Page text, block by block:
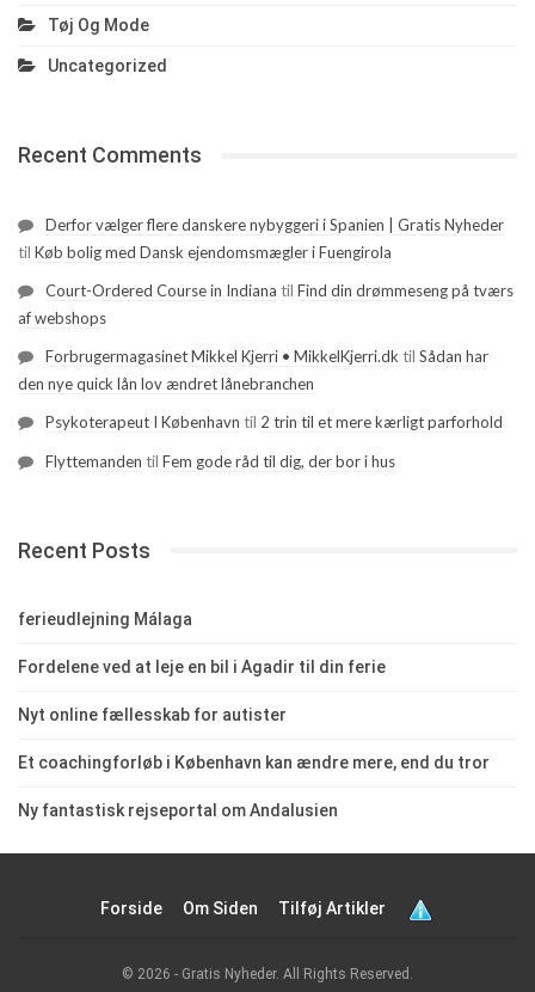
Tøj Og Mode
Uncategorized
Recent Comments
Derfor vælger flere danskere nybyggeri i Spanien | Gratis Nyheder
til Køb bolig med Dansk ejendomsmægler i Fuengirola
Court-Ordered Course in Indiana til Find din drømmeseng på tværs
af webshops
Forbrugermagasinet Mikkel Kjerri • MikkelKjerri.dk til Sådan har
den nye quick lån lov ændret lånebranchen
Psykoterapeut I København til 2 trin til et mere kærligt parforhold
Flyttemanden til Fem gode råd til dig, der bor i hus
Recent Posts
ferieudlejning Málaga
Fordelene ved at leje en bil i Agadir til din ferie
Nyt online fællesskab for autister
Et coachingforløb i København kan ændre mere, end du tror
Ny fantastisk rejseportal om Andalusien
Forside Om Siden Tilføj Artikler
© 2026 - Gratis Nyheder. All Rights Reserved.